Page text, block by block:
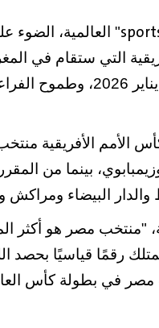
" العالمية،
ديسمبر 2025 إلى 18
الأمم الأفريقية
بينما من
"منتخب مصر هو أكثر
في بطولة كأس